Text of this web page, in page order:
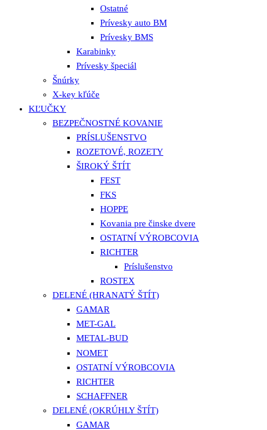
Ostatné
Prívesky auto BM
Prívesky BMS
Karabinky
Prívesky špeciál
Šnúrky
X-key kľúče
KĽUČKY
BEZPEČNOSTNÉ KOVANIE
PRÍSLUŠENSTVO
ROZETOVÉ, ROZETY
ŠIROKÝ ŠTÍT
FEST
FKS
HOPPE
Kovania pre činske dvere
OSTATNÍ VÝROBCOVIA
RICHTER
Príslušenstvo
ROSTEX
DELENÉ (HRANATÝ ŠTÍT)
GAMAR
MET-GAL
METAL-BUD
NOMET
OSTATNÍ VÝROBCOVIA
RICHTER
SCHAFFNER
DELENÉ (OKRÚHLY ŠTÍT)
GAMAR